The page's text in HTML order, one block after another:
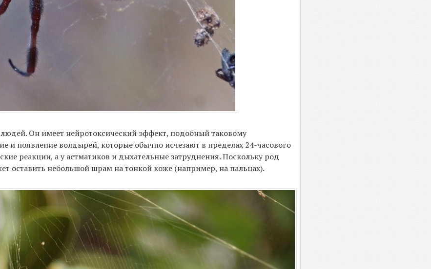
Он имеет нейротоксический эффект, подобный таковому
и появление волдырей, которые обычно исчезают в пределах 24-часового
реакции, а у астматиков и дыхательные затруднения. Поскольку род
оставить небольшой шрам на тонкой коже (например, на пальцах).